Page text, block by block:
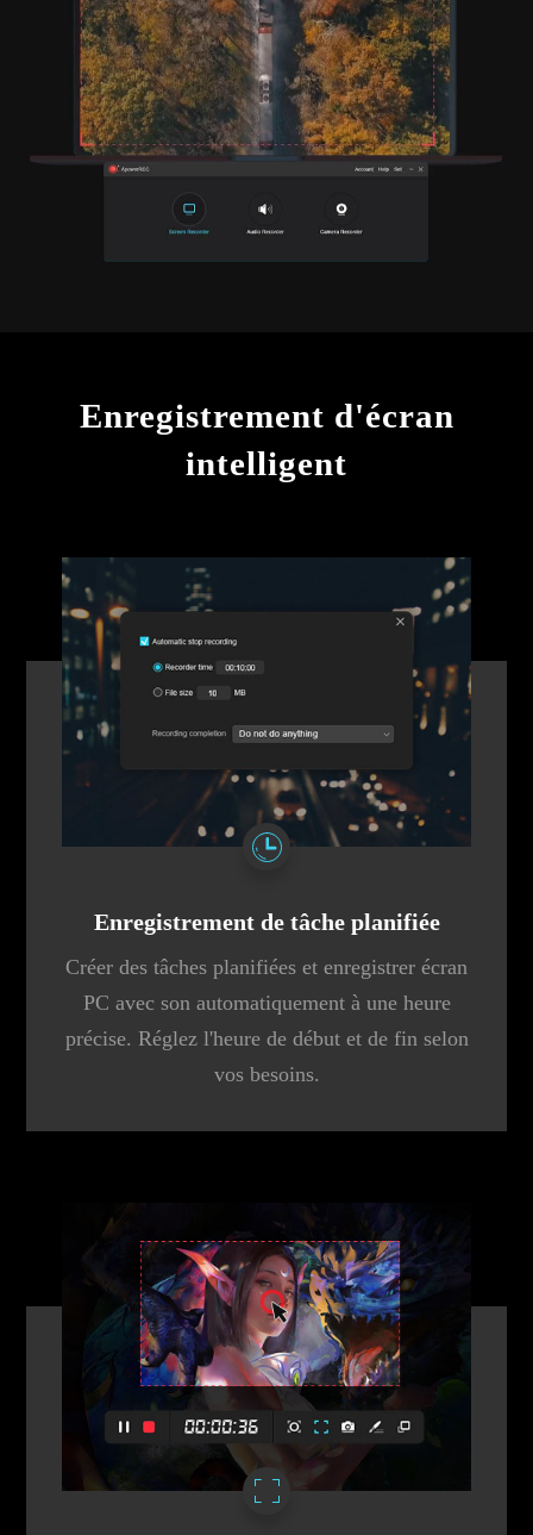
Enregistrement d'écran
intelligent
Enregistrement de tâche planifiée
Créer des tâches planifiées et enregistrer écran
PC avec son automatiquement à une heure
précise. Réglez l'heure de début et de fin selon
vos besoins.